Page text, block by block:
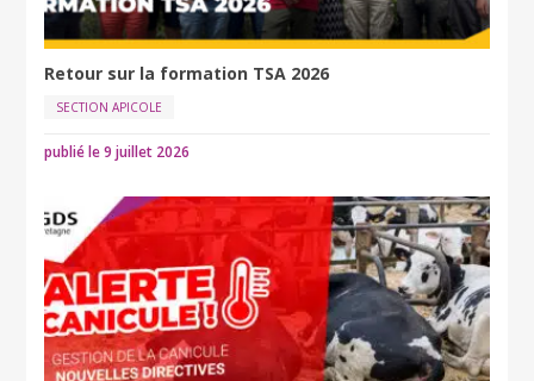
Retour sur la formation TSA 2026
SECTION APICOLE
publié le 9 juillet 2026